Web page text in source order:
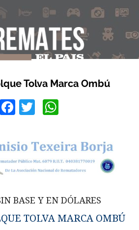
Tolva Marca Ombú
Facebook
Twitter
BASE Y EN DÓLARES
TOLVA MARCA OMBÚ